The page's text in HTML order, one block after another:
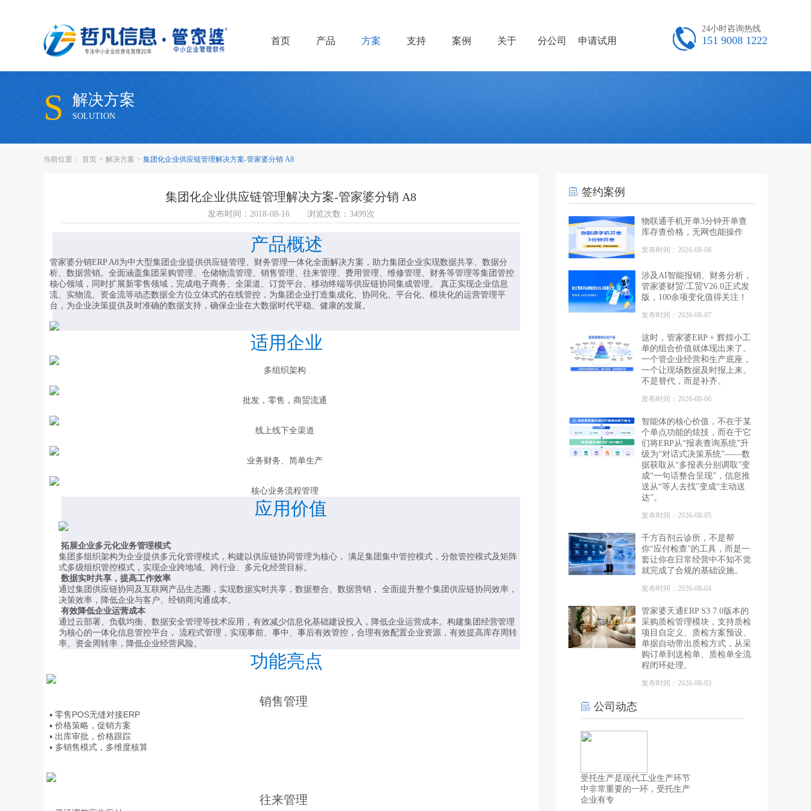
首页 产品 方案 支持 案例 关于 分公司 申请试用
24小时咨询热线
151 9008 1222
S 解决方案
SOLUTION
当前位置： 首页 > 解决方案 > 集团化企业供应链管理解决方案-管家婆分销 A8
集团化企业供应链管理解决方案-管家婆分销 A8
发布时间：2018-08-16 浏览次数：3499次
产品概述
管家婆分销ERP A8为中大型集团企业提供供应链管理、财务管理一体化全面解决方案，助力集团企业实现数据共享、数据分
析、数据营销。全面涵盖集团采购管理、仓储物流管理、销售管理、往来管理、费用管理、维修管理、财务等管理等集团管控
核心领域，同时扩展新零售领域，完成电子商务、全渠道、订货平台、移动终端等供应链协同集成管理。 真正实现企业信息
流、实物流、资金流等动态数据全方位立体式的在线管控，为集团企业打造集成化、协同化、平台化、模块化的运营管理平
台，为企业决策提供及时准确的数据支持，确保企业在大数据时代平稳、健康的发展。
适用企业
多组织架构
批发，零售，商贸流通
线上线下全渠道
业务财务、简单生产
核心业务流程管理
应用价值
拓展企业多元化业务管理模式
集团多组织架构为企业提供多元化管理模式，构建以供应链协同管理为核心， 满足集团集中管控模式，分散管控模式及矩阵
式多级组织管控模式，实现企业跨地域、跨行业、多元化经营目标。
数据实时共享，提高工作效率
通过集团供应链协同及互联网产品生态圈，实现数据实时共享，数据整合、数据营销， 全面提升整个集团供应链协同效率，
决策效率，降低企业与客户、经销商沟通成本。
有效降低企业运营成本
通过云部署、负载均衡、数据安全管理等技术应用，有效减少信息化基础建设投入，降低企业运营成本。构建集团经营管理
为核心的一体化信息管控平台， 流程式管理，实现事前、事中、事后有效管控，合理有效配置企业资源，有效提高库存周转
率、资金周转率，降低企业经营风险。
功能亮点
销售管理
▪ 零售POS无缝对接ERP
▪ 价格策略，促销方案
▪ 出库审批，价格跟踪
▪ 多销售模式，多维度核算
往来管理
签约案例
物联通手机开单3分钟开单查
库存查价格，无网也能操作
发布时间：2026-08-08
涉及AI智能报销、财务分析，
管家婆财贸/工贸V26.0正式发
版，100余项变化值得关注！
发布时间：2026-08-07
这时，管家婆ERP + 辉煌小工
单的组合价值就体现出来了。
一个管企业经营和生产底座，
一个让现场数据及时报上来。
不是替代，而是补齐。
发布时间：2026-08-06
智能体的核心价值，不在于某
个单点功能的炫技，而在于它
们将ERP从“报表查询系统”升
级为“对话式决策系统”——数
据获取从“多报表分别调取”变
成“一句话整合呈现”，信息推
送从“等人去找”变成“主动送
达”。
发布时间：2026-08-05
千方百剂云诊所，不是帮
你“应付检查”的工具，而是一
套让你在日常经营中不知不觉
就完成了合规的基础设施。
发布时间：2026-08-04
管家婆天通ERP S3 7.0版本的
采购质检管理模块，支持质检
项目自定义、质检方案预设、
单据自动带出质检方式，从采
购订单到送检单、质检单全流
程闭环处理。
发布时间：2026-08-03
公司动态
受托生产是现代工业生产环节
中非常重要的一环，受托生产
企业有专